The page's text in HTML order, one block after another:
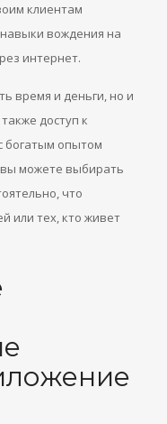
клиентам
вождения на
интернет.
время и деньги, но и
доступ к
богатым опытом
можете выбирать
что
или тех, кто живет